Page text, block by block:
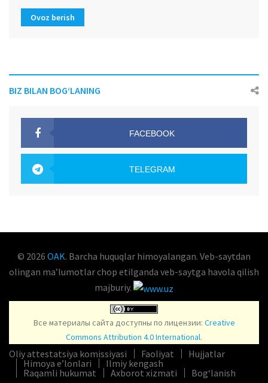
Ovoz berish
BIZ BILAN BOG‘LANING
FACEBOOK
TELEGRAM
© 2026 OAK. Barcha huquqlar himoyalangan. Veb-saytdan
olingan maʼlumotlar chop etilganda veb-saytga havola qilish
majburiy.
Все материалы сайта доступны по лицензии: Creative
Commons Attribution 4.0 International.
Oliy attestatsiya komissiyasi Faoliyat
Hujjatlar
Himoya e’lonlari
Ilmiy kengash
Raqamli hukumat
Axborot xizmati Bog‘lanish